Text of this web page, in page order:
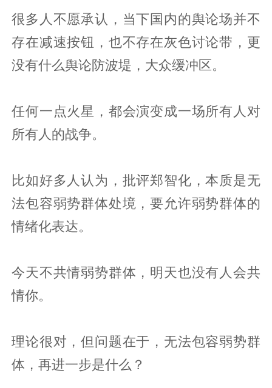
很多人不愿承认，当下国内的舆论场并不
存在减速按钮，也不存在灰色讨论带，更
没有什么舆论防波堤，大众缓冲区。
任何一点火星，都会演变成一场所有人对
所有人的战争。
比如好多人认为，批评郑智化，本质是无
法包容弱势群体处境，要允许弱势群体的
情绪化表达。
今天不共情弱势群体，明天也没有人会共
情你。
理论很对，但问题在于，无法包容弱势群
体，再进一步是什么？